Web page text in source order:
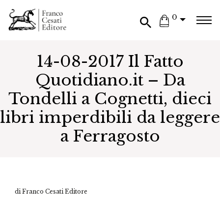
0
14-08-2017 Il Fatto
Quotidiano.it – Da
Tondelli a Cognetti, dieci
libri imperdibili da leggere
a Ferragosto
di Franco Cesati Editore